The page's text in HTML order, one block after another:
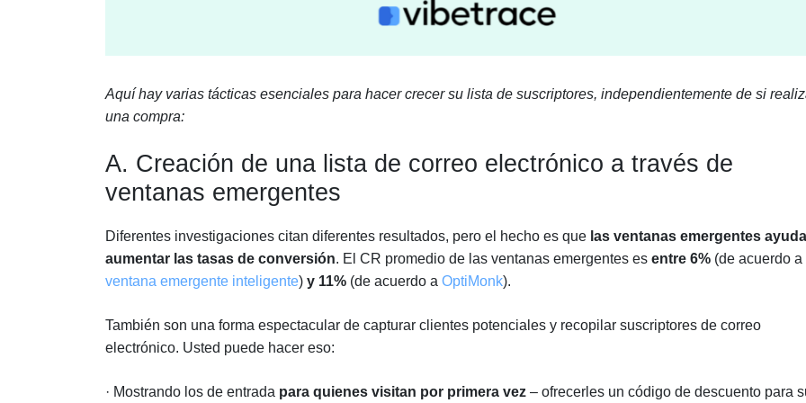
Aquí hay varias tácticas esenciales para hacer crecer su lista de suscriptores, independientemente de si
una compra:
A. Creación de una lista de correo electrónico a través de
ventanas emergentes
Diferentes investigaciones citan diferentes resultados, pero el hecho es que las ventanas emergentes
aumentar las tasas de conversión. El CR promedio de las ventanas emergentes es entre 6% (de acuerdo a
ventana emergente inteligente) y 11% (de acuerdo a OptiMonk).
También son una forma espectacular de capturar clientes potenciales y recopilar suscriptores de correo
electrónico. Usted puede hacer eso:
· Mostrando los de entrada para quienes visitan por primera vez – ofrecerles un código de descuento para